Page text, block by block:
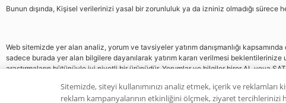
Bunun dışında, Kişisel verilerinizi yasal bir zorunluluk ya da izniniz olmadığı sürece
Web sitemizde yer alan analiz, yorum ve tavsiyeler yatırım danışmanlığı
sadece burada yer alan bilgilere dayanılarak yatırım kararı verilmesi
araştırmaların bütünüyle iyi niyetli bir ürünüdür. Yorumlar ve bilgiler birer AL veya
Sitemizde, siteyi kullanımınızı analiz etmek, içerik ve reklamları
reklam kampanyalarının etkinliğini ölçmek, ziyaret